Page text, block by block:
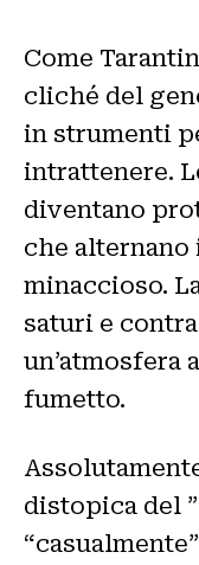
Come
cliché del
in strumenti
intrattenere.
diventano
che
minaccioso.
saturi e
un’atmosfera
fumetto.
distopica del